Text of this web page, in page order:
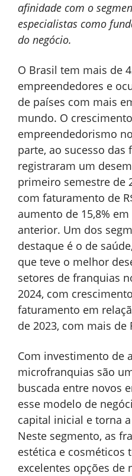
afinidade com o
especialistas como
do negócio.
O Brasil tem mais de
empreendedores e
de países com mais
mundo. O
empreendedorismo
parte, ao sucesso das
registraram um
primeiro semestre de
com faturamento de
aumento de 15,8%
anterior. Um dos
destaque é o de
que teve o melhor
setores de franquias
2024, com
faturamento em
de 2023, com mais de
Com investimento de
microfranquias são
buscada entre novos
esse modelo de
capital inicial e torna
Neste segmento, as
estética e cosméticos
excelentes opções de